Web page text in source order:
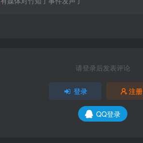
请登录后发表评论
登录 注册
QQ登录